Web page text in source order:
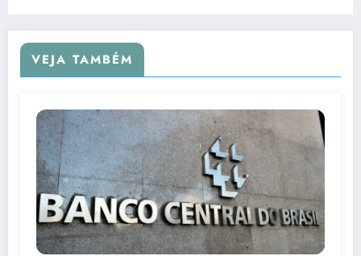
VEJA TAMBÉM